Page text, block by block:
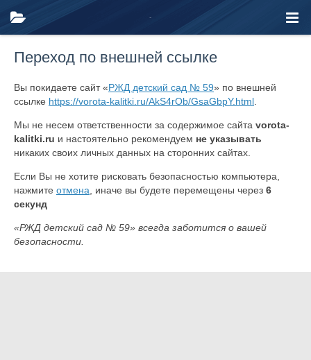
Переход по внешней ссылке
Вы покидаете сайт «РЖД детский сад № 59» по внешней
ссылке https://vorota-kalitki.ru/AkS4rOb/GsaGbpY.html
Мы не несем ответственности за содержимое сайта vorota-
kalitki.ru и настоятельно рекомендуем не указывать
никаких своих личных данных на сторонних сайтах.
Если Вы не хотите рисковать безопасностью компьютера,
нажмите отмена , иначе вы будете перемещены через 6
секунд
«РЖД детский сад № 59» всегда заботится о вашей
безопасности.